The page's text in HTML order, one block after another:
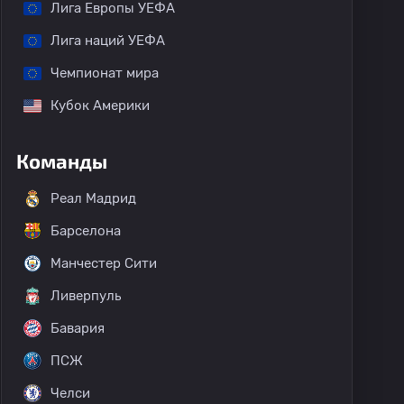
Лига Европы УЕФА
Лига наций УЕФА
Чемпионат мира
Кубок Америки
Команды
Реал Мадрид
Барселона
Манчестер Сити
Ливерпуль
Бавария
ПСЖ
Челси